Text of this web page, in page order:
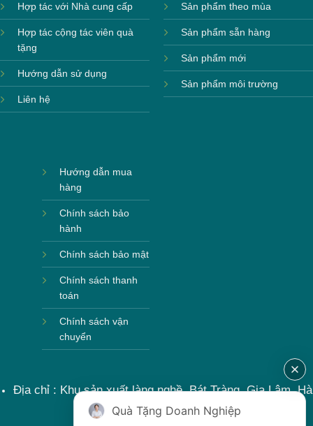
Hợp tác với Nhà cung cấp
Hợp tác cộng tác viên quà
tặng
Hướng dẫn sử dụng
Liên hệ
Sản phẩm theo mùa
Sản phẩm sẵn hàng
Sản phẩm mới
Sản phẩm môi trường
Hướng dẫn mua
hàng
Chính sách bảo
hành
Chính sách bảo mật
Chính sách thanh
toán
Chính sách vận
chuyển
Địa chỉ : Khu sản xuất làng nghề, Bát Tràng, Gia Lâm, Hà
Nội, Việt Nam
Quà Tặng Doanh Nghiệp